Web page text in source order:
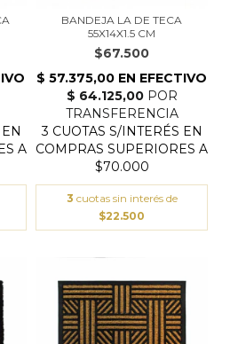
BANDEJA LA DE TECA
55X14X1.5 CM
$67.500
3 cuotas sin interés de
$22.500